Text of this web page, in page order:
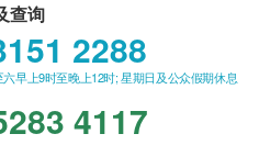
查询
2288
早上9时至晚上12时; 星期日及公众假期休息
4117